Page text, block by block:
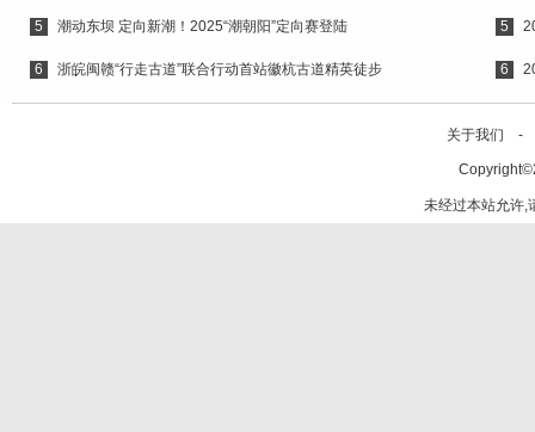
5 潮动东坝 定向新潮！2025“潮朝阳”定向赛登陆
6 浙皖闽赣“行走古道”联合行动首站徽杭古道精英徒步
5
6
关于我们
未经过本站允许